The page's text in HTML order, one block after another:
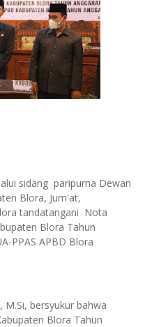
sidang paripurna Dewan
Blora, Jum'at,
tandatangani Nota
Blora Tahun
PPAS APBD Blora
M.Si, bersyukur bahwa
Blora Tahun